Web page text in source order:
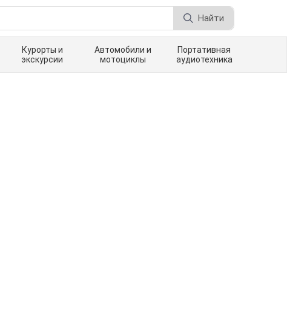
Найти
Курорты и
экскурсии
Автомобили и
мотоциклы
Портативная
аудиотехника